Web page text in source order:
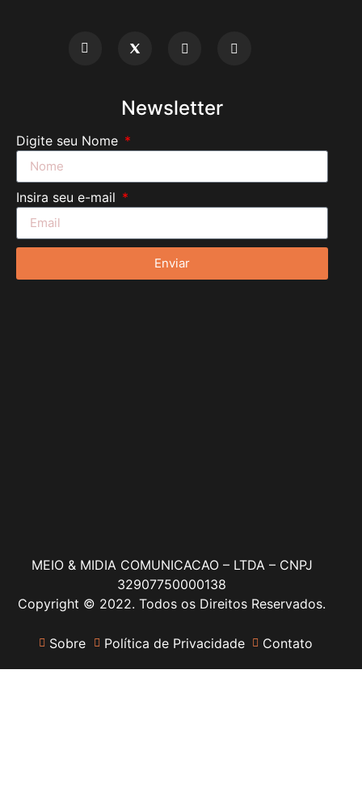
Newsletter
Digite seu Nome
Insira seu e-mail
Enviar
MEIO & MIDIA COMUNICACAO – LTDA – CNPJ
32907750000138
Copyright © 2022. Todos os Direitos Reservados.
Sobre Política de Privacidade Contato